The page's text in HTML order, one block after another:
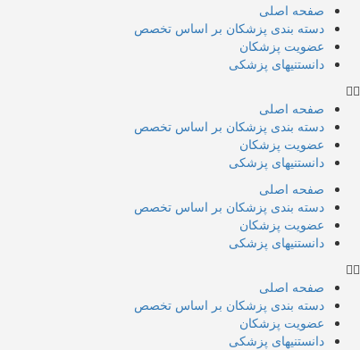
صفحه اصلی
دسته بندی پزشکان بر اساس تخصص
عضویت پزشکان
دانستنیهای پزشکی
صفحه اصلی
دسته بندی پزشکان بر اساس تخصص
عضویت پزشکان
دانستنیهای پزشکی
صفحه اصلی
دسته بندی پزشکان بر اساس تخصص
عضویت پزشکان
دانستنیهای پزشکی
صفحه اصلی
دسته بندی پزشکان بر اساس تخصص
عضویت پزشکان
دانستنیهای پزشکی